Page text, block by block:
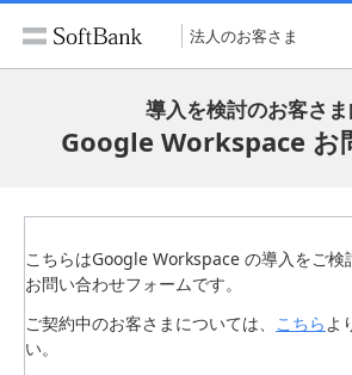
法人のお客さま
導入を検討のお客さ
Google Workspace お
こちらはGoogle Workspace の導入をご検
お問い合わせフォームです。
ご契約中のお客さまについては、 こちらよ
い。